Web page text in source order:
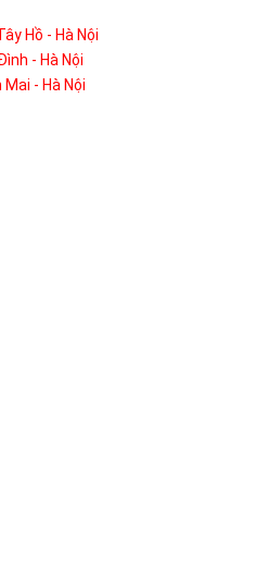
Hồ - Hà Nội
- Hà Nội
- Hà Nội